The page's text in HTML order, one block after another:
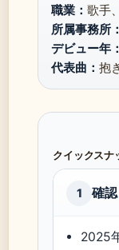
職業： 歌手
所属事務所：
デビュー年：
代表曲： 抱
クイックスナ
1 確
2025